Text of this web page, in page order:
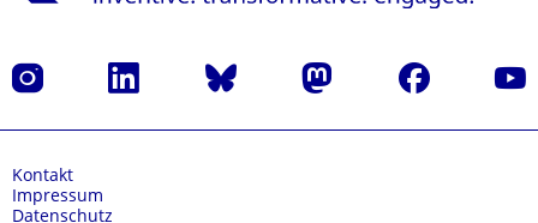
Instagram LinkedIn Bluesky Mastodon Facebook
Kontakt
Impressum
Datenschutz